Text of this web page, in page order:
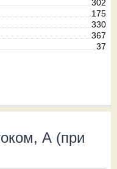
302
175
330
367
37
А (при